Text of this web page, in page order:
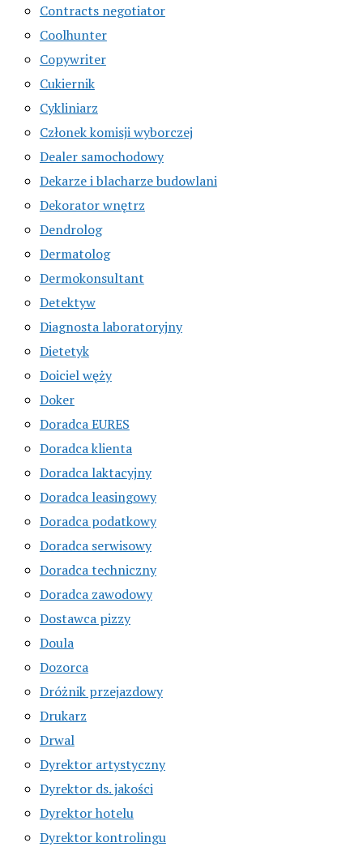
Contracts negotiator
Coolhunter
Copywriter
Cukiernik
Cykliniarz
Członek komisji wyborczej
Dealer samochodowy
Dekarze i blacharze budowlani
Dekorator wnętrz
Dendrolog
Dermatolog
Dermokonsultant
Detektyw
Diagnosta laboratoryjny
Dietetyk
Doiciel węży
Doker
Doradca EURES
Doradca klienta
Doradca laktacyjny
Doradca leasingowy
Doradca podatkowy
Doradca serwisowy
Doradca techniczny
Doradca zawodowy
Dostawca pizzy
Doula
Dozorca
Dróżnik przejazdowy
Drukarz
Drwal
Dyrektor artystyczny
Dyrektor ds. jakości
Dyrektor hotelu
Dyrektor kontrolingu